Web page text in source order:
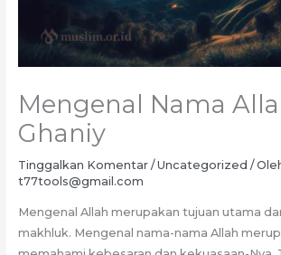
Mengenal Nama
Ghaniy
Tinggalkan Komentar /Uncategorized /
t77tools@gmail.com
Mengenal Allah merupakan tujuan utama
makhluk. Mengenal nama-nama Allah